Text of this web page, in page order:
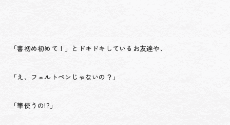
「書初め初めて！」とドキドキしているお友達や、
「え、フェルトペンじゃないの？」
「筆使うの!?」